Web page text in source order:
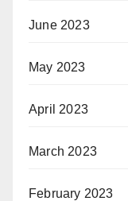
June 2023
May 2023
April 2023
March 2023
February 2023